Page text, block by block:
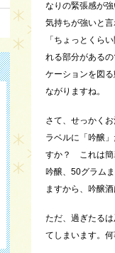
なりの緊張感が
気持ちが強いと
「ちょっとくら
れる部分がある
ケーションを図
ながりますね。
さて、せっかく
ラベルに「吟醸
すか？ これは簡
吟醸、50グラム
ますから、吟醸
ただ、過ぎたる
てしまいます。何